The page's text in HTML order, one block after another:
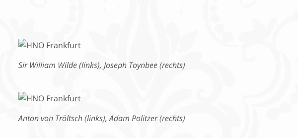
Sir William Wilde (links), Joseph Toynbee (rechts)
Anton von Tröltsch (links), Adam Politzer (rechts)